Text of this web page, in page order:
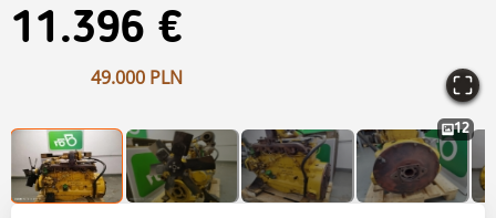
11.396 €
49.000 PLN
12